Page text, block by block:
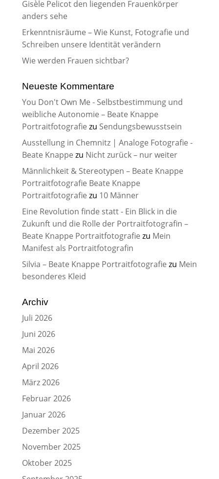
Gisèle Pelicot den liegenden Frauenkörper
anders sehe
Erkenntnisräume – Wie Kunst, Fotografie und
Schreiben unsere Identität verändern
Wie werden Frauen sichtbar?
Neueste Kommentare
You Don't Own Me - Selbstbestimmung und
weibliche Autonomie – Beate Knappe
Portraitfotografie zu Sendungsbewusstsein
Ausstellung in Chemnitz | Analoge Fotografie -
Beate Knappe zu Nicht zurück – nur weiter
Männlichkeit & Stereotypen – Beate Knappe
Portraitfotografie Beate Knappe
Portraitfotografie zu 10 Männer
Eine Revolution finde statt - Ein Blick in die
Zukunft und die Rolle der Portraitfotografin –
Beate Knappe Portraitfotografie zu Mein
Manifest als Portraitfotografin
Silvia – Beate Knappe Portraitfotografie zu Mein
besonderes Kleid
Archiv
Juli 2026
Juni 2026
Mai 2026
April 2026
März 2026
Februar 2026
Januar 2026
Dezember 2025
November 2025
Oktober 2025